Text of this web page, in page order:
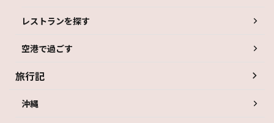
レストランを探す
空港で過ごす
旅行記
沖縄